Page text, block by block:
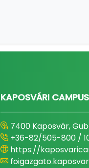
KAPOSVÁRI CAMPUS
7400 Kaposvár,
+36-82/505-800 /
https://